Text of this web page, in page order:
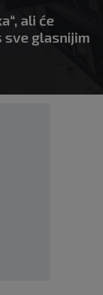
ali će
sve glasnijim